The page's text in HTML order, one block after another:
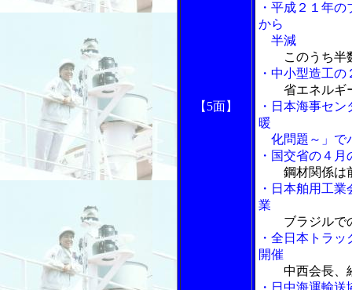
【5面】
・平成２１年
から
半減
このうち半
・中小型造工
省エネルギ
・日本海事セ
暖
化問題～」で
・国交省の４
鋼材関係は
・日本舶用工
業
ブラジルで
・全日本トラ
開催
中西会長、
・日中海運輸